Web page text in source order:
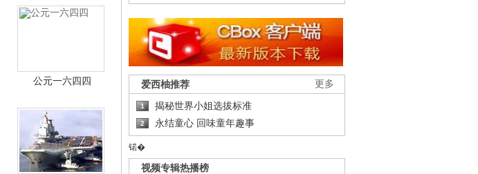
公元一六四四 更多
爱西柚推荐
1 揭秘世界小姐选拔标准
2 永结童心 回味童年趣事
锘�
视频专辑热播榜